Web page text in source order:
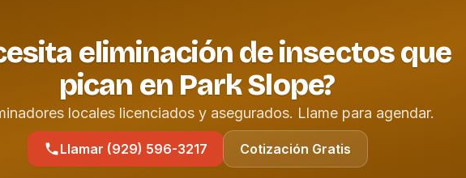
eliminación de insectos que
pican en Park Slope?
locales licenciados y asegurados. Llame para agendar.
Llamar (929) 596-3217 Cotización Gratis